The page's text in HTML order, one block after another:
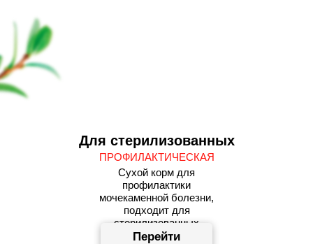
Для стерилизованных
Сухой корм для
профилактики
мочекаменной болезни,
подходит для
стерилизованных
ПРОФИЛАКТИЧЕСКАЯ
Перейти